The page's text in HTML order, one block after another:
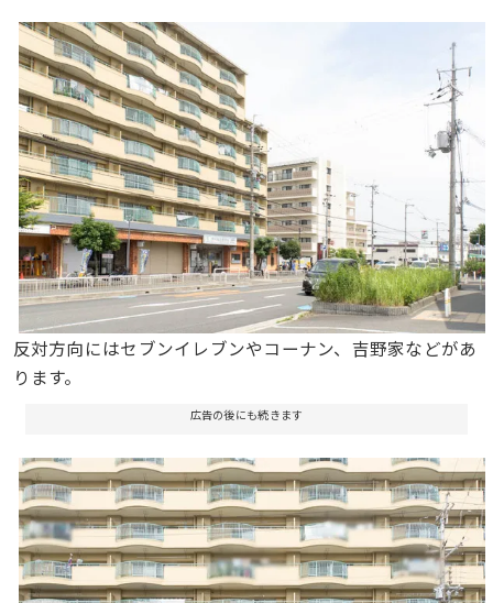
反対方向にはセブンイレブンやコーナン、吉野家などがあ
ります。
広告の後にも続きます